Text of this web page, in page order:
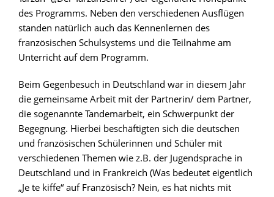
des Programms. Neben den verschiedenen Ausflügen
standen natürlich auch das Kennenlernen des
französischen Schulsystems und die Teilnahme am
Unterricht auf dem Programm.
Beim Gegenbesuch in Deutschland war in diesem Jahr
die gemeinsame Arbeit mit der Partnerin/ dem Partner,
die sogenannte Tandemarbeit, ein Schwerpunkt der
Begegnung. Hierbei beschäftigten sich die deutschen
und französischen Schülerinnen und Schüler mit
verschiedenen Themen wie z.B. der Jugendsprache in
Deutschland und in Frankreich (Was bedeutet eigentlich
„Je te kiffe“ auf Französisch? Nein, es hat nichts mit